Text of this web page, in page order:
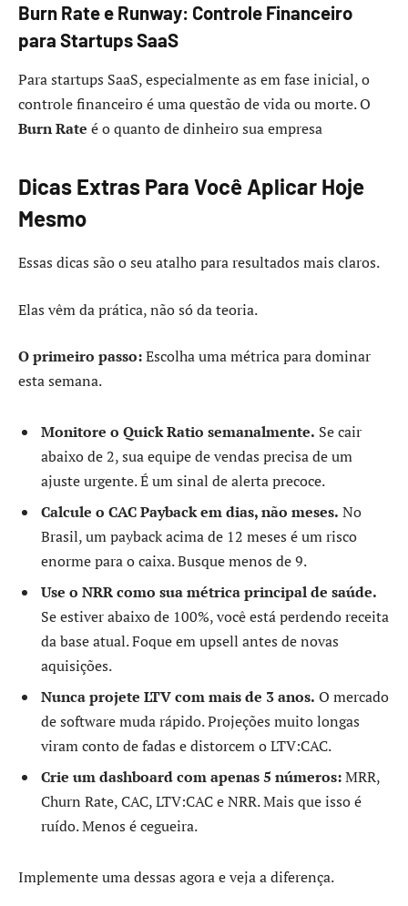
Burn Rate e Runway: Controle Financeiro
para Startups SaaS
Para startups SaaS, especialmente as em fase inicial, o
controle financeiro é uma questão de vida ou morte. O
Burn Rate é o quanto de dinheiro sua empresa
Dicas Extras Para Você Aplicar Hoje
Mesmo
Essas dicas são o seu atalho para resultados mais claros.
Elas vêm da prática, não só da teoria.
O primeiro passo:Escolha uma métrica para dominar
esta semana.
Monitore o Quick Ratio semanalmente. Se cair
abaixo de 2, sua equipe de vendas precisa de um
ajuste urgente. É um sinal de alerta precoce.
Calcule o CAC Payback em dias, não meses. No
Brasil, um payback acima de 12 meses é um risco
enorme para o caixa. Busque menos de 9.
Use o NRR como sua métrica principal de saúde.
Se estiver abaixo de 100%, você está perdendo receita
da base atual. Foque em upsell antes de novas
aquisições.
Nunca projete LTV com mais de 3 anos. O mercado
de software muda rápido. Projeções muito longas
viram conto de fadas e distorcem o LTV:CAC.
Crie um dashboard com apenas 5 números:MRR,
Churn Rate, CAC, LTV:CAC e NRR. Mais que isso é
ruído. Menos é cegueira.
Implemente uma dessas agora e veja a diferença.